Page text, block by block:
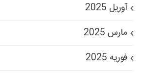
آوریل 2025
مارس 2025
فوریه 2025